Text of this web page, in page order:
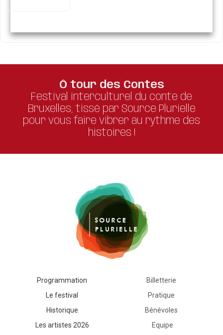
Ô tour des Contes
Festival interculturel du conte de
Bruxelles, tissé par Source Plurielle
pour vous faire vibrer au rythme des
histoires !
Programmation
Le festival
Historique
Les artistes 2026
Billetterie
Pratique
Bénévoles
Equipe